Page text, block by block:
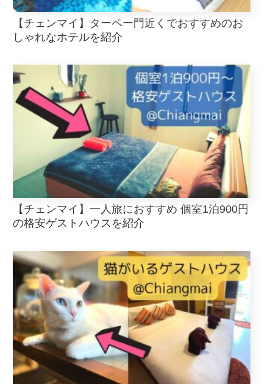
【チェンマイ】ターペー門近くでおすすめのお
しゃれなホテルを紹介
【チェンマイ】一人旅におすすめ 個室1泊900円
の格安ゲストハウスを紹介